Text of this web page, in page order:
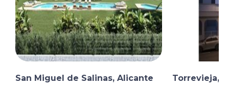
San Miguel de Salinas, Alicante
Torrevieja,